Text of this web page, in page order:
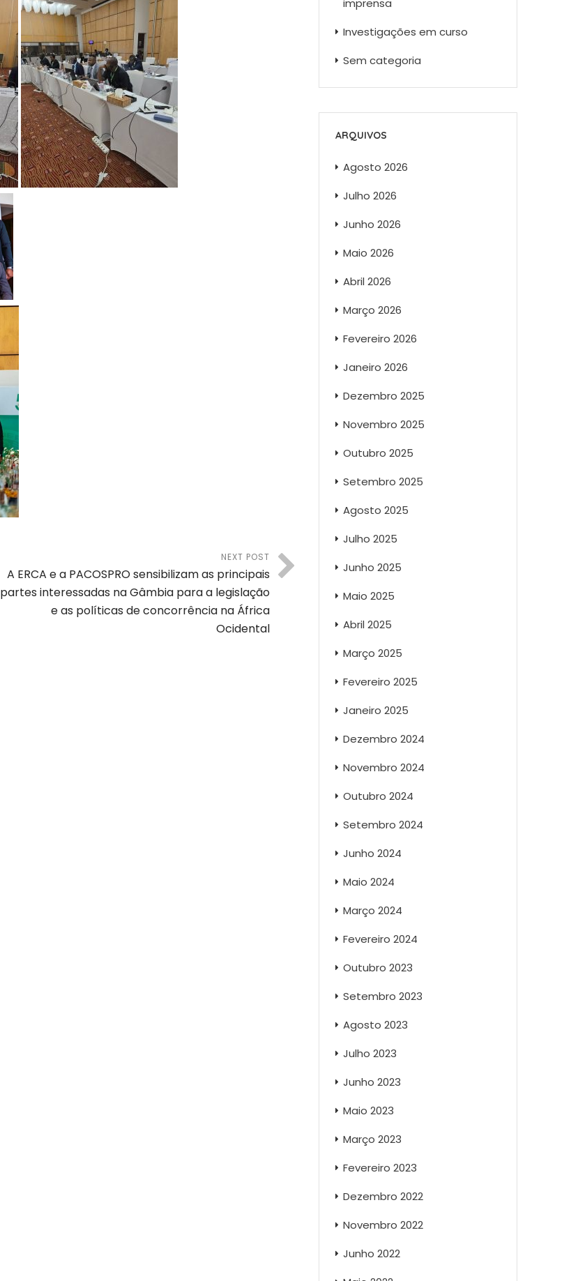
NEXT POST
A ERCA e a PACOSPRO sensibilizam as principais
partes interessadas na Gâmbia para a legislação
e as políticas de concorrência na África
Ocidental
imprensa
Investigações em curso
Sem categoria
ARQUIVOS
Agosto 2026
Julho 2026
Junho 2026
Maio 2026
Abril 2026
Março 2026
Fevereiro 2026
Janeiro 2026
Dezembro 2025
Novembro 2025
Outubro 2025
Setembro 2025
Agosto 2025
Julho 2025
Junho 2025
Maio 2025
Abril 2025
Março 2025
Fevereiro 2025
Janeiro 2025
Dezembro 2024
Novembro 2024
Outubro 2024
Setembro 2024
Junho 2024
Maio 2024
Março 2024
Fevereiro 2024
Outubro 2023
Setembro 2023
Agosto 2023
Julho 2023
Junho 2023
Maio 2023
Março 2023
Fevereiro 2023
Dezembro 2022
Novembro 2022
Junho 2022